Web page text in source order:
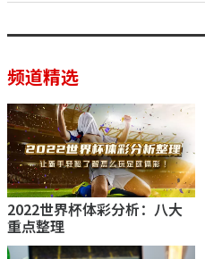
频道精选
2022世界杯体彩分析：八大
重点整理